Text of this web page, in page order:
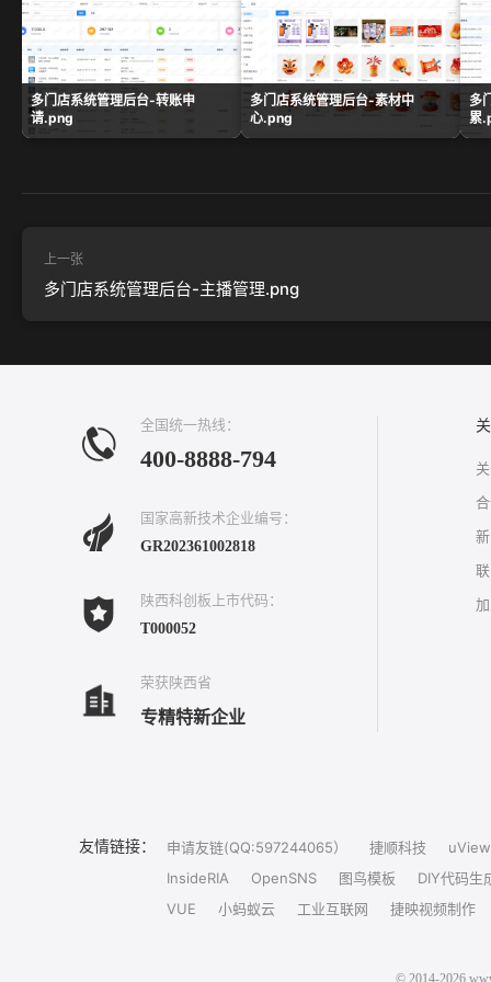
多门店系统管理后台-转账申
请.png
多门店系统管理后台-素材中
心.png
多
累
上一张
多门店系统管理后台-主播管理.png
全国统一热线：
400-8888-794
国家高新技术企业编号：
GR202361002818
陕西科创板上市代码：
T000052
荣获陕西省
专精特新企业
友情链接： 申请友链(QQ:597244065） 捷顺科技
uView
InsideRIA
OpenSNS 图鸟模板
DIY代码生
VUE
小蚂蚁云 工业互联网 捷映视频制作
© 2014-2026